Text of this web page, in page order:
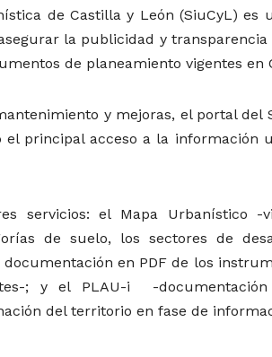
de Castilla y León (SiuCyL)
la publicidad y
de planeamiento vigentes en
y mejoras, el portal del
el principal acceso a la información
servicios: el Mapa Urbanístico -
de suelo, los sectores de
en PDF de los
; y el PLAU-i -
del territorio en fase de